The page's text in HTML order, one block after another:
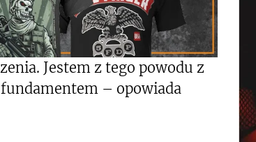
Jestem z tego powodu z
– opowiada